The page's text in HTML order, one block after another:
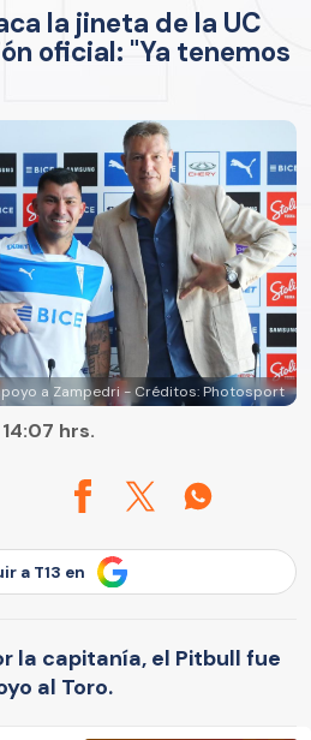
la jineta de la UC
oficial: "Ya tenemos
a Zampedri - Créditos: Photosport
hrs.
a T13 en
la capitanía, el Pitbull fue
al Toro.